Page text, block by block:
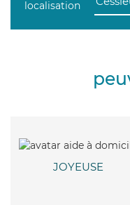
JOYEUSE